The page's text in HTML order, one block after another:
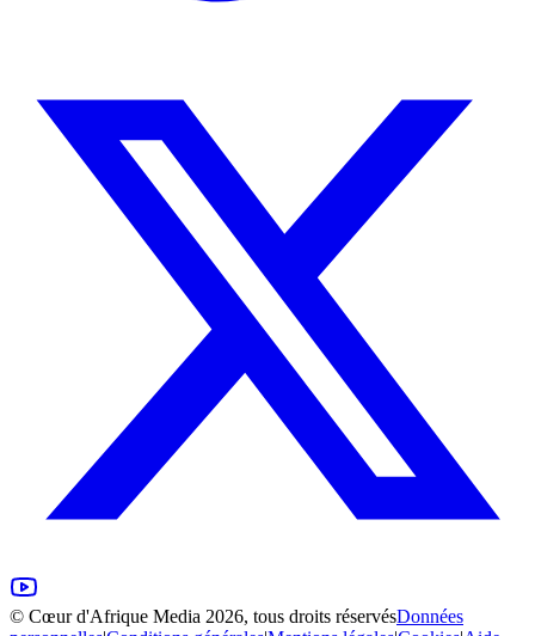
© Cœur d'Afrique Media 2026, tous droits réservésDonnées